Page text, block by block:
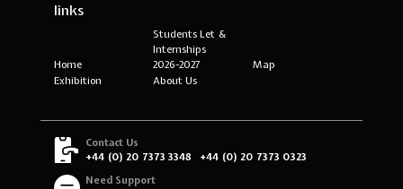
links
Home
Students Let &
Internships
2026-2027
Map
Exhibition
About Us
Contact Us
+44 (0) 20 7373 3348
+44 (0) 20 7373 0323
Need Support